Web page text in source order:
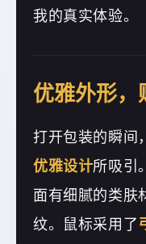
我的真实体验。
优雅外形，
打开包装的瞬间
优雅设计所吸引
面有细腻的类肤
纹。鼠标采用了